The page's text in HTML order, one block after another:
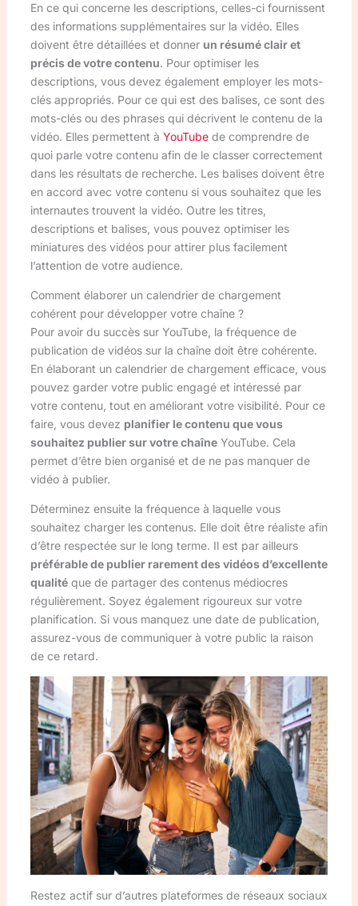
En ce qui concerne les descriptions, celles-ci fournissent
des informations supplémentaires sur la vidéo. Elles
doivent être détaillées et donner un résumé clair et
précis de votre contenu. Pour optimiser les
descriptions, vous devez également employer les mots-
clés appropriés. Pour ce qui est des balises, ce sont des
mots-clés ou des phrases qui décrivent le contenu de la
vidéo. Elles permettent à YouTubede comprendre de
quoi parle votre contenu afin de le classer correctement
dans les résultats de recherche. Les balises doivent être
en accord avec votre contenu si vous souhaitez que les
internautes trouvent la vidéo. Outre les titres,
descriptions et balises, vous pouvez optimiser les
miniatures des vidéos pour attirer plus facilement
l’attention de votre audience.
Comment élaborer un calendrier de chargement
cohérent pour développer votre chaîne ?
Pour avoir du succès sur YouTube, la fréquence de
publication de vidéos sur la chaîne doit être cohérente.
En élaborant un calendrier de chargement efficace, vous
pouvez garder votre public engagé et intéressé par
votre contenu, tout en améliorant votre visibilité. Pour ce
faire, vous devez planifier le contenu que vous
souhaitez publier sur votre chaîneYouTube. Cela
permet d’être bien organisé et de ne pas manquer de
vidéo à publier.
Déterminez ensuite la fréquence à laquelle vous
souhaitez charger les contenus. Elle doit être réaliste afin
d’être respectée sur le long terme. Il est par ailleurs
préférable de publier rarement des vidéos d’excellente
qualitéque de partager des contenus médiocres
régulièrement. Soyez également rigoureux sur votre
planification. Si vous manquez une date de publication,
assurez-vous de communiquer à votre public la raison
de ce retard.
Restez actif sur d’autres plateformes de réseaux sociaux